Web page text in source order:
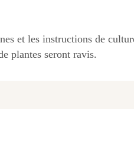
et les instructions de
plantes seront ravis.